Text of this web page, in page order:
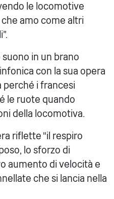
le locomotive
amo come altri
in un brano
con la sua opera
perché i francesi
le ruote quando
della locomotiva.
riflette "il respiro
lo sforzo di
aumento di velocità e
che si lancia nella